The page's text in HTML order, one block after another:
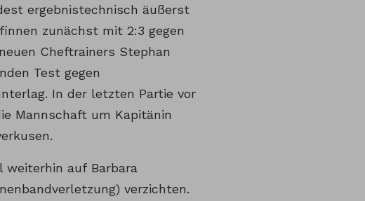
ergebnistechnisch äußerst
zunächst mit 2:3 gegen
Cheftrainers Stephan
Test gegen
In der letzten Partie vor
Mannschaft um Kapitänin
auf Barbara
verzichten.